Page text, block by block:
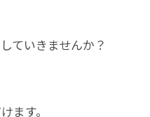
ていきませんか？
ます。